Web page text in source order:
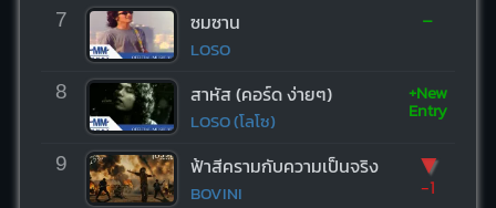
7 ซมซาน
LOSO
-
8 สาหัส (คอร์ด ง่ายๆ)
LOSO (โลโซ)
+New
Entry
9 ฟ้าสีครามกับความเป็นจริง
BOVINI
▼
-1